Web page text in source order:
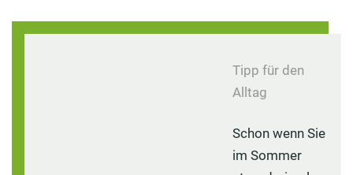
Tipp für den
Alltag
Schon wenn Sie
im Sommer